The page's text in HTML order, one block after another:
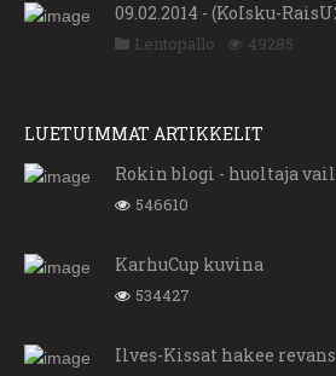
09.02.2014 - (KoIsku-
Lentopallo 49285
LUETUIMMAT ARTIKKELIT
Rokin blogi - huoltaja
546610
KarhuCup kuvina
534427
Ilves-Kissat hakee